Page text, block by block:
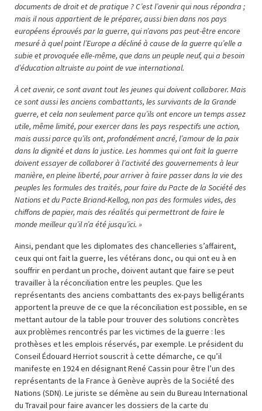
documents de droit et de pratique ? C’est l’avenir qui nous répondra ;
mais il nous appartient de le préparer, aussi bien dans nos pays
européens éprouvés par la guerre, qui n’avons pas peut-être encore
mesuré à quel point l’Europe a décliné à cause de la guerre qu’elle a
subie et provoquée elle-même, que dans un peuple neuf, qui a besoin
d’éducation altruiste au point de vue international.
À cet avenir, ce sont avant tout les jeunes qui doivent collaborer. Mais
ce sont aussi les anciens combattants, les survivants de la Grande
guerre, et cela non seulement parce qu’ils ont encore un temps assez
utile, même limité, pour exercer dans les pays respectifs une action,
mais aussi parce qu’ils ont, profondément ancré, l’amour de la paix
dans la dignité et dans la justice. Les hommes qui ont fait la guerre
doivent essayer de collaborer à l’activité des gouvernements à leur
manière, en pleine liberté, pour arriver à faire passer dans la vie des
peuples les formules des traités, pour faire du Pacte de la Société des
Nations et du Pacte Briand-Kellog, non pas des formules vides, des
chiffons de papier, mais des réalités qui permettront de faire le
monde meilleur qu’il n’a été jusqu’ici. »
Ainsi, pendant que les diplomates des chancelleries s’affairent,
ceux qui ont fait la guerre, les vétérans donc, ou qui ont eu à en
souffrir en perdant un proche, doivent autant que faire se peut
travailler à la réconciliation entre les peuples. Que les
représentants des anciens combattants des ex-pays belligérants
apportent la preuve de ce que la réconciliation est possible, en se
mettant autour de la table pour trouver des solutions concrètes
aux problèmes rencontrés par les victimes de la guerre : les
prothèses et les emplois réservés, par exemple. Le président du
Conseil Édouard Herriot souscrit à cette démarche, ce qu’il
manifeste en 1924 en désignant René Cassin pour être l’un des
représentants de la France à Genève auprès de la Société des
Nations (SDN). Le juriste se démène au sein du Bureau International
du Travail pour faire avancer les dossiers de la carte du